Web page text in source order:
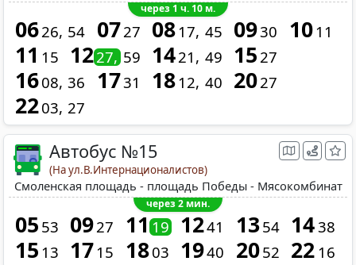
через 1 ч. 10 м.
0626 54 0727 08 17 45 0930 10 11
11 15 1227 59 1421 49 15 27
1608 36 1731 18 12 40 2027
2203 27
Автобус №15
(На ул.В.Интернационалистов)
Смоленская площадь - площадь Победы - Мясокомбинат
через 2 мин.
05 53 0927 11 19 1241 1354 1438
15 13 17 15 1803 1940 2052 22 16